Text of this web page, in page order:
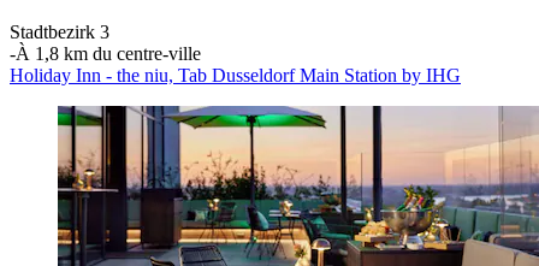
Stadtbezirk 3
‐À 1,8 km du centre-ville
Holiday Inn - the niu, Tab Dusseldorf Main Station by IHG